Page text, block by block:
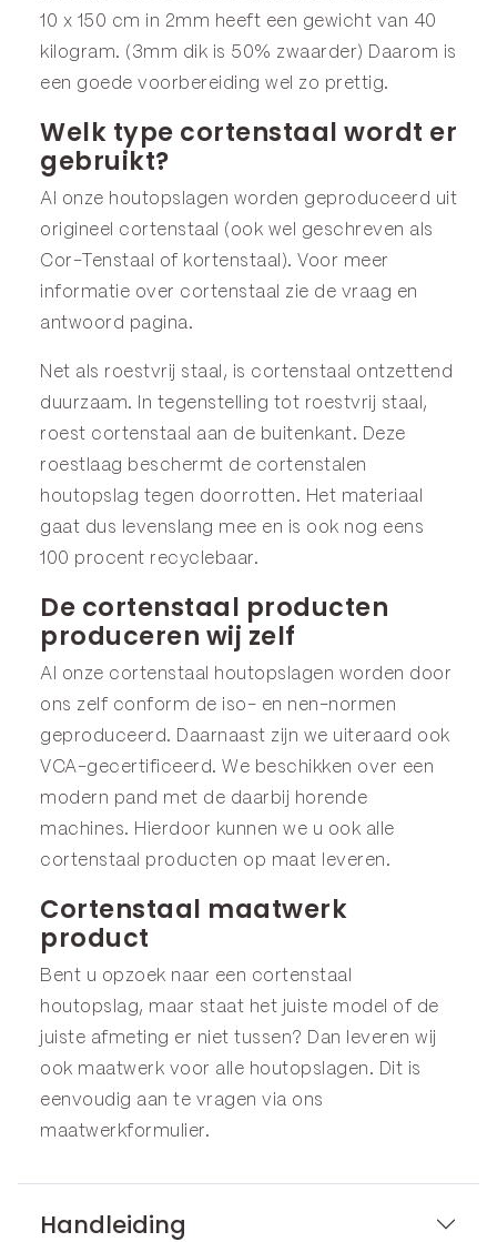
10 x 150 cm in 2mm heeft een gewicht van 40
kilogram. (3mm dik is 50% zwaarder) Daarom is
een goede voorbereiding wel zo prettig.
Welk type cortenstaal wordt er
gebruikt?
Al onze houtopslagen worden geproduceerd uit
origineel cortenstaal (ook wel geschreven als
Cor-Tenstaal of kortenstaal). Voor meer
informatie over cortenstaal zie de vraag en
antwoord pagina.
Net als roestvrij staal, is cortenstaal ontzettend
duurzaam. In tegenstelling tot roestvrij staal,
roest cortenstaal aan de buitenkant. Deze
roestlaag beschermt de cortenstalen
houtopslag tegen doorrotten. Het materiaal
gaat dus levenslang mee en is ook nog eens
100 procent recyclebaar.
De cortenstaal producten
produceren wij zelf
Al onze cortenstaal houtopslagen worden door
ons zelf conform de iso- en nen-normen
geproduceerd. Daarnaast zijn we uiteraard ook
VCA-gecertificeerd. We beschikken over een
modern pand met de daarbij horende
machines. Hierdoor kunnen we u ook alle
cortenstaal producten op maat leveren.
Cortenstaal maatwerk
product
Bent u opzoek naar een cortenstaal
houtopslag, maar staat het juiste model of de
juiste afmeting er niet tussen? Dan leveren wij
ook maatwerk voor alle houtopslagen. Dit is
eenvoudig aan te vragen via ons
maatwerkformulier.
Handleiding